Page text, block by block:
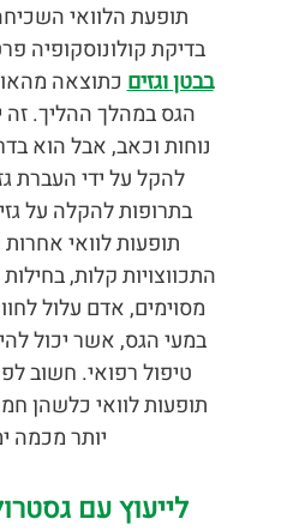
תופעת הלוואי
בדיקת קולונוסקופיה
בבטן וגזיםכתוצאה
הגס במהלך ההליך. זה
נוחות וכאב, אבל הוא
להקל על ידי העברת
בתרופות להקלה על
תופעות לוואי אחרות
התכווצויות קלות,
מסוימים, אדם עלול
במעי הגס, אשר יכול
טיפול רפואי. חשוב
תופעות לוואי כלשהן
יותר מכמה
לייעוץ עם